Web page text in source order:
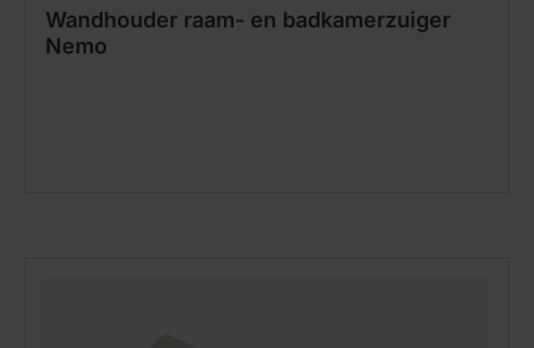
Wandhouder raam- en badkamerzuiger
Nemo